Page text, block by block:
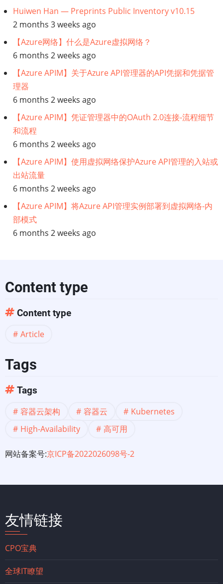
构】
设
置
高
可
用
性
Kubernetes
Master
Huiwen Han — Preprints Public Inventory v10.15
2 months 3 weeks ago
【Azure网络】什么是Azure虚拟网络？
6 months 2 weeks ago
【Azure APIM】关于Azure API管理器的API凭据和凭据管
理器
6 months 2 weeks ago
【Azure APIM】凭证管理器中的OAuth 2.0连接-流程细节
和流程
6 months 2 weeks ago
【Azure APIM】使用虚拟网络保护Azure API管理的入站或
出站流量
6 months 2 weeks ago
【Azure APIM】将Azure API管理实例部署到虚拟网络-内
部模式
6 months 2 weeks ago
Content type
Content type
Article
Tags
Tags
容器云架构 容器云
Kubernetes
High-Availability
高可用
网站备案号:京ICP备2022026098号-2
友情链接
CPO宝典
全球IT瞭望